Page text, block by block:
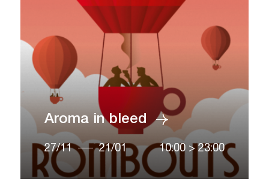
Aroma in bleed
27/11 21/01 10:00 > 23:00